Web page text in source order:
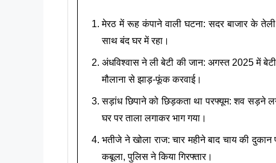
मेरठ में रूह कंपाने वाली घटना: सदर बाजार के
साथ बंद घर में रहा।
अंधविश्वास ने ली बेटी की जान: अगस्त 2025 में
मौलाना से झाड़-फूंक करवाई।
सड़ांध छिपाने को छिड़कता था परफ्यूम: शव सड़ने
घर पर ताला लगाकर भाग गया।
भतीजे ने खोला राज: चार महीने बाद चाय की
कबूला, पुलिस ने किया गिरफ्तार।